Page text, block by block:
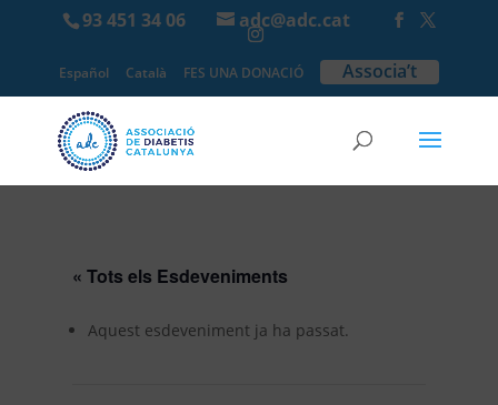
93 451 34 06 adc@adc.cat
Español Català FES UNA DONACIÓ Associa’t
« Tots els Esdeveniments
Aquest esdeveniment ja ha passat.